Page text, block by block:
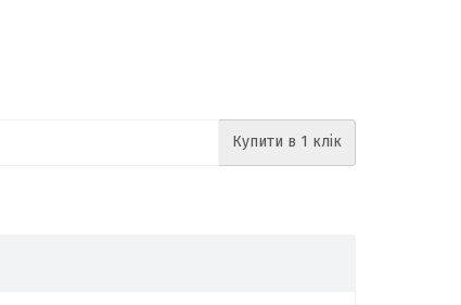
Купити в 1 клік